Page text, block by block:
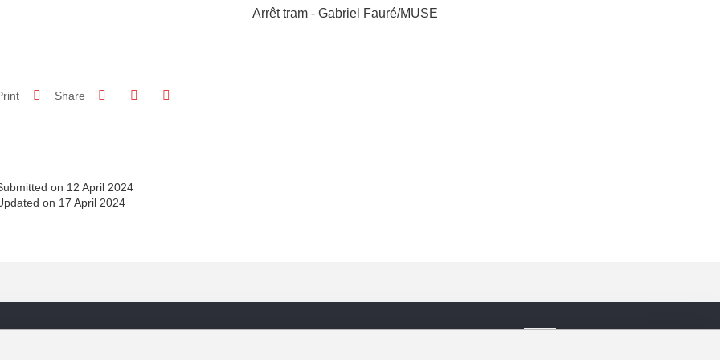
Arrêt tram - Gabriel Fauré/MUSE
Share Share on Facebook
Share on LinkedIn
on 12 April 2024
on 17 April 2024